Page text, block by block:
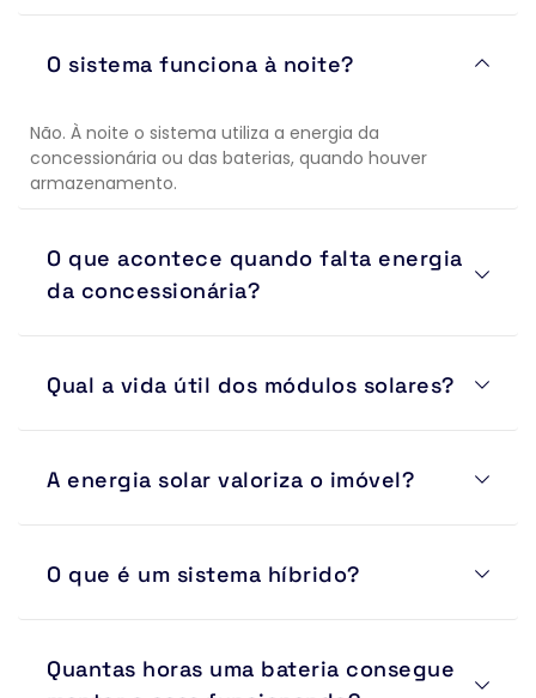
em dias nublados ou chuvosos, porém com produção
O sistema funciona à noite?
Não. À noite o sistema utiliza a energia da
concessionária ou das baterias, quando houver
armazenamento.
O que acontece quando falta energia
da concessionária?
segurança. Para manter equipamentos funcionando
Qual a vida útil dos módulos solares?
garantias de desempenho que podem chegar a 30
A energia solar valoriza o imóvel?
ter maior valorização e atratividade no mercado.
O que é um sistema híbrido?
banco de baterias, permitindo autonomia durante
quedas de energia.
Quantas horas uma bateria consegue